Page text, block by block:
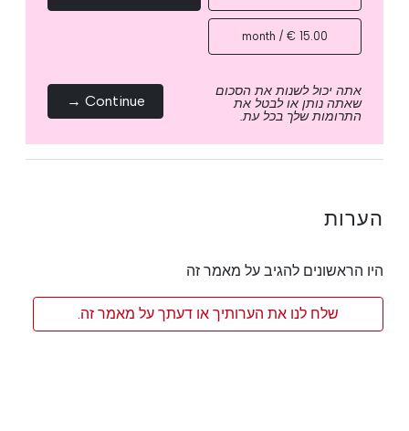
15.00 € / month
אתה יכול לשנות את הסכום
שאתה נותן או לבטל את
התרומות שלך בכל עת.
Continue →
הערות
היו הראשונים להגיב על מאמר זה
שלח לנו את הערותיך או דעתך על מאמר זה.